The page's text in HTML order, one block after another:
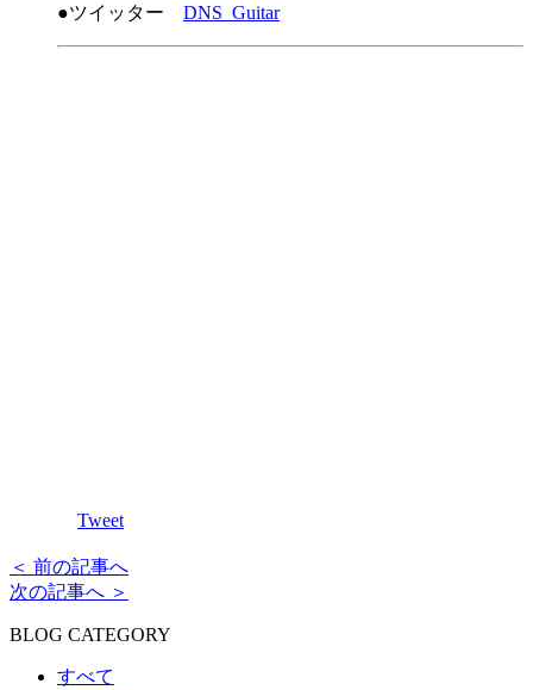
●ツイッター DNS_Guitar
Tweet
＜ 前の記事へ
次の記事へ ＞
BLOG CATEGORY
すべて